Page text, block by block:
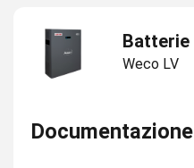
Batterie
Weco LV
Documentazione